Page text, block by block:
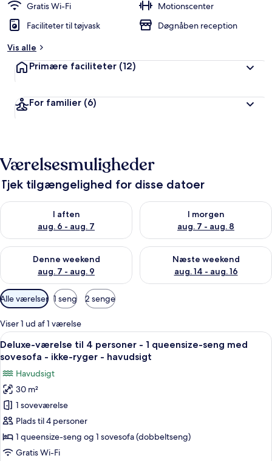
Gratis Wi-Fi
Motionscenter
Faciliteter til tøjvask
Døgnåben reception
Vis alle
Primære faciliteter (12)
For familier (6)
Værelsesmuligheder
Tjek tilgængelighed for disse datoer
I aften
aug. 6 - aug. 7
Tjek tilgængelighed for i aften aug. 6 - aug. 7
I morgen
aug. 7 - aug. 8
Tjek tilgængelighed for i
Denne weekend
aug. 7 - aug. 9
Tjek tilgængelighed for denne weekend aug. 7 - aug. 9
Næste weekend
aug. 14 - aug. 16
Tjek tilgængelighed for næste
Tilgængelige
filtre
for
værelser
Alle værelser 1 seng 2 senge
Viser 1 ud af 1 værelse
Indlæs
alle
af
Deluxe-
værelse
til
4
personer
Et moderne hotelværelse med en
6
Deluxe-værelse til 4 personer - 1 queensize-seng med
sovesofa - ikke-ryger - havudsigt
Havudsigt
30 m²
1 soveværelse
Plads til 4 personer
1 queensize-seng og 1 sovesofa (dobbeltseng)
Gratis Wi-Fi